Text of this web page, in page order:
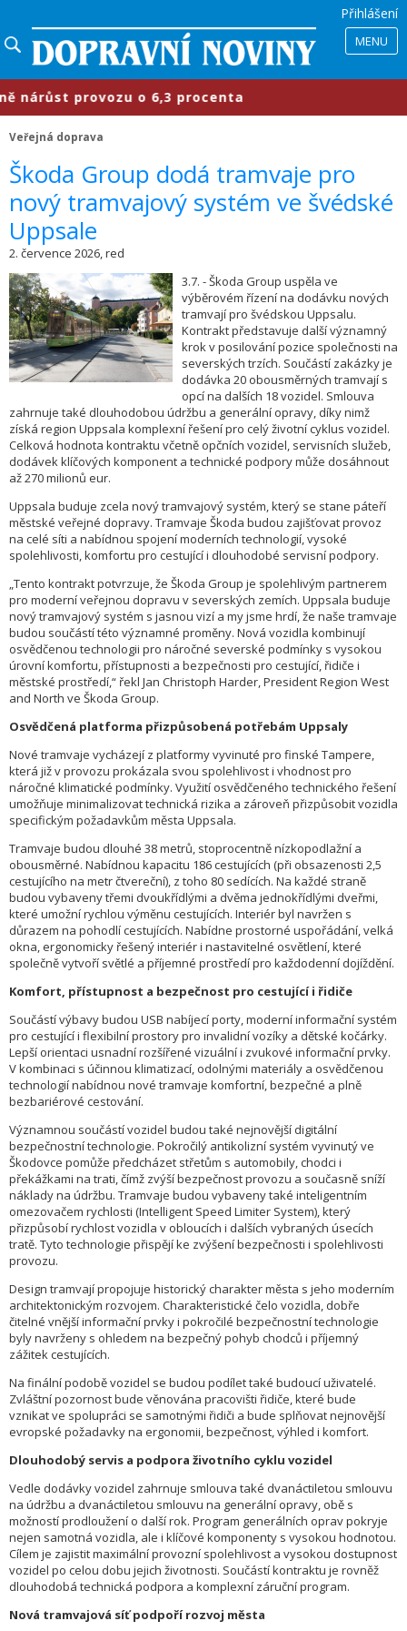
Přihlášení
MENU
provozu o 6,3 procenta
Veřejná doprava
​Škoda Group dodá tramvaje pro
nový tramvajový systém ve švédské
Uppsale
2. července 2026, red
3.7. - Škoda Group uspěla ve
výběrovém řízení na dodávku nových
tramvají pro švédskou Uppsalu.
Kontrakt představuje další významný
krok v posilování pozice společnosti na
severských trzích. Součástí zakázky je
dodávka 20 obousměrných tramvají s
opcí na dalších 18 vozidel. Smlouva
zahrnuje také dlouhodobou údržbu a generální opravy, díky nimž
získá region Uppsala komplexní řešení pro celý životní cyklus vozidel.
Celková hodnota kontraktu včetně opčních vozidel, servisních služeb,
dodávek klíčových komponent a technické podpory může dosáhnout
až 270 milionů eur.
Uppsala buduje zcela nový tramvajový systém, který se stane páteří
městské veřejné dopravy. Tramvaje Škoda budou zajišťovat provoz
na celé síti a nabídnou spojení moderních technologií, vysoké
spolehlivosti, komfortu pro cestující i dlouhodobé servisní podpory.
„Tento kontrakt potvrzuje, že Škoda Group je spolehlivým partnerem
pro moderní veřejnou dopravu v severských zemích. Uppsala buduje
nový tramvajový systém s jasnou vizí a my jsme hrdí, že naše tramvaje
budou součástí této významné proměny. Nová vozidla kombinují
osvědčenou technologii pro náročné severské podmínky s vysokou
úrovní komfortu, přístupnosti a bezpečnosti pro cestující, řidiče i
městské prostředí,“ řekl Jan Christoph Harder, President Region West
and North ve Škoda Group.
Osvědčená platforma přizpůsobená potřebám Uppsaly
Nové tramvaje vycházejí z platformy vyvinuté pro finské Tampere,
která již v provozu prokázala svou spolehlivost i vhodnost pro
náročné klimatické podmínky. Využití osvědčeného technického řešení
umožňuje minimalizovat technická rizika a zároveň přizpůsobit vozidla
specifickým požadavkům města Uppsala.
Tramvaje budou dlouhé 38 metrů, stoprocentně nízkopodlažní a
obousměrné. Nabídnou kapacitu 186 cestujících (při obsazenosti 2,5
cestujícího na metr čtvereční), z toho 80 sedících. Na každé straně
budou vybaveny třemi dvoukřídlými a dvěma jednokřídlými dveřmi,
které umožní rychlou výměnu cestujících. Interiér byl navržen s
důrazem na pohodlí cestujících. Nabídne prostorné uspořádání, velká
okna, ergonomicky řešený interiér i nastavitelné osvětlení, které
společně vytvoří světlé a příjemné prostředí pro každodenní dojíždění.
Komfort, přístupnost a bezpečnost pro cestující i řidiče
Součástí výbavy budou USB nabíjecí porty, moderní informační systém
pro cestující i flexibilní prostory pro invalidní vozíky a dětské kočárky.
Lepší orientaci usnadní rozšířené vizuální i zvukové informační prvky.
V kombinaci s účinnou klimatizací, odolnými materiály a osvědčenou
technologií nabídnou nové tramvaje komfortní, bezpečné a plně
bezbariérové cestování.
Významnou součástí vozidel budou také nejnovější digitální
bezpečnostní technologie. Pokročilý antikolizní systém vyvinutý ve
Škodovce pomůže předcházet střetům s automobily, chodci i
překážkami na trati, čímž zvýší bezpečnost provozu a současně sníží
náklady na údržbu. Tramvaje budou vybaveny také inteligentním
omezovačem rychlosti (Intelligent Speed Limiter System), který
přizpůsobí rychlost vozidla v obloucích i dalších vybraných úsecích
tratě. Tyto technologie přispějí ke zvýšení bezpečnosti i spolehlivosti
provozu.
Design tramvají propojuje historický charakter města s jeho moderním
architektonickým rozvojem. Charakteristické čelo vozidla, dobře
čitelné vnější informační prvky i pokročilé bezpečnostní technologie
byly navrženy s ohledem na bezpečný pohyb chodců i příjemný
zážitek cestujících.
Na finální podobě vozidel se budou podílet také budoucí uživatelé.
Zvláštní pozornost bude věnována pracovišti řidiče, které bude
vznikat ve spolupráci se samotnými řidiči a bude splňovat nejnovější
evropské požadavky na ergonomii, bezpečnost, výhled i komfort.
Dlouhodobý servis a podpora životního cyklu vozidel
Vedle dodávky vozidel zahrnuje smlouva také dvanáctiletou smlouvu
na údržbu a dvanáctiletou smlouvu na generální opravy, obě s
možností prodloužení o další rok. Program generálních oprav pokryje
nejen samotná vozidla, ale i klíčové komponenty s vysokou hodnotou.
Cílem je zajistit maximální provozní spolehlivost a vysokou dostupnost
vozidel po celou dobu jejich životnosti. Součástí kontraktu je rovněž
dlouhodobá technická podpora a komplexní záruční program.
Nová tramvajová síť podpoří rozvoj města